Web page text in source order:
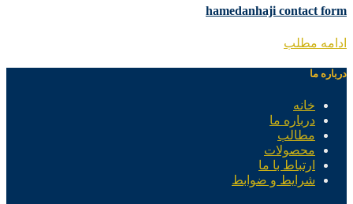
hamedanhaji contact form
ادامه مطلب
درباره ما
خانه
درباره ما
مطالب
محصولات
ارتباط با ما
شرایط و ضوابط